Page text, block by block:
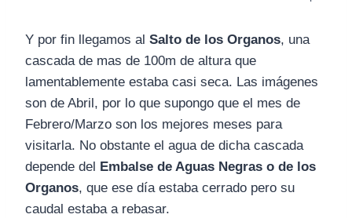
Y por fin llegamos al Salto de los Organos, una
cascada de mas de 100m de altura que
lamentablemente estaba casi seca. Las imágenes
son de Abril, por lo que supongo que el mes de
Febrero/Marzo son los mejores meses para
visitarla. No obstante el agua de dicha cascada
depende del
Embalse de Aguas Negras o de los
Organos, que ese día estaba cerrado pero su
caudal estaba a rebasar.